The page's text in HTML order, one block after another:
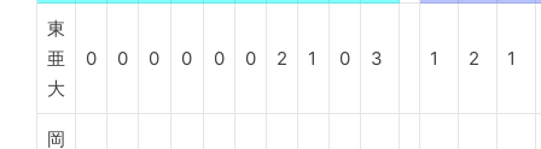
東
亜
大
0 0 0 0 0 0 2 1 0 3 1 2 1
岡